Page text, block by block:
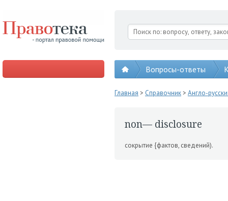
Вопросы-ответы
Главная > Справочник> Англо-
non— disclosure
сокрытие {фактов, сведений).